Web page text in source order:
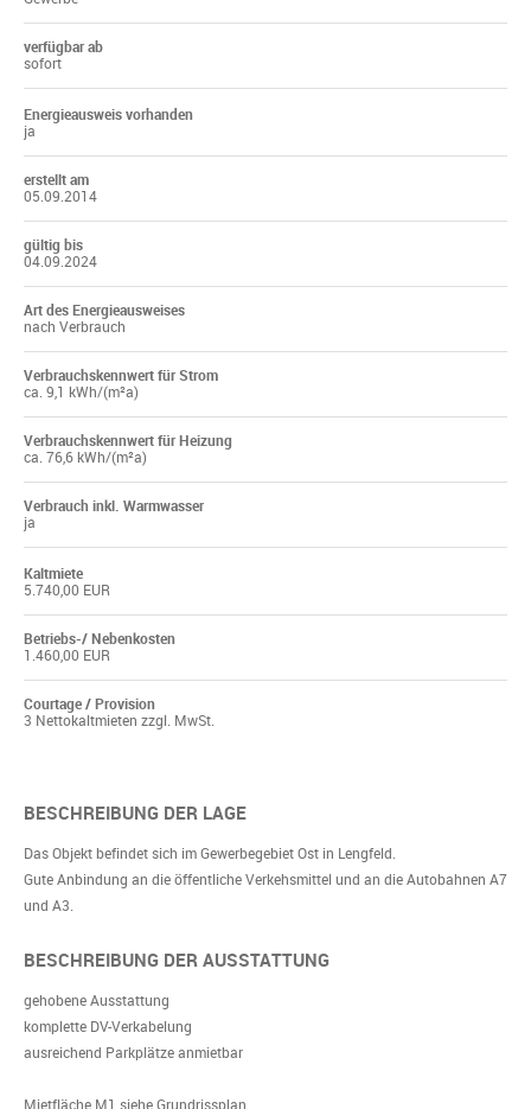
verfügbar ab
sofort
Energieausweis vorhanden
ja
erstellt am
05.09.2014
gültig bis
04.09.2024
Art des Energieausweises
nach Verbrauch
Verbrauchskennwert für Strom
ca. 9,1 kWh/(m²a)
Verbrauchskennwert für Heizung
ca. 76,6 kWh/(m²a)
Verbrauch inkl. Warmwasser
ja
Kaltmiete
5.740,00 EUR
Betriebs-/ Nebenkosten
1.460,00 EUR
Courtage / Provision
3 Nettokaltmieten zzgl. MwSt.
BESCHREIBUNG DER LAGE
Das Objekt befindet sich im Gewerbegebiet Ost in Lengfeld.
Gute Anbindung an die öffentliche Verkehsmittel und an die Autobahnen A7
und A3.
BESCHREIBUNG DER AUSSTATTUNG
gehobene Ausstattung
komplette DV-Verkabelung
ausreichend Parkplätze anmietbar
Mietfläche M1 siehe Grundrissplan